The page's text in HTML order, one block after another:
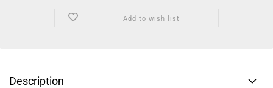
Add to wish list
Description